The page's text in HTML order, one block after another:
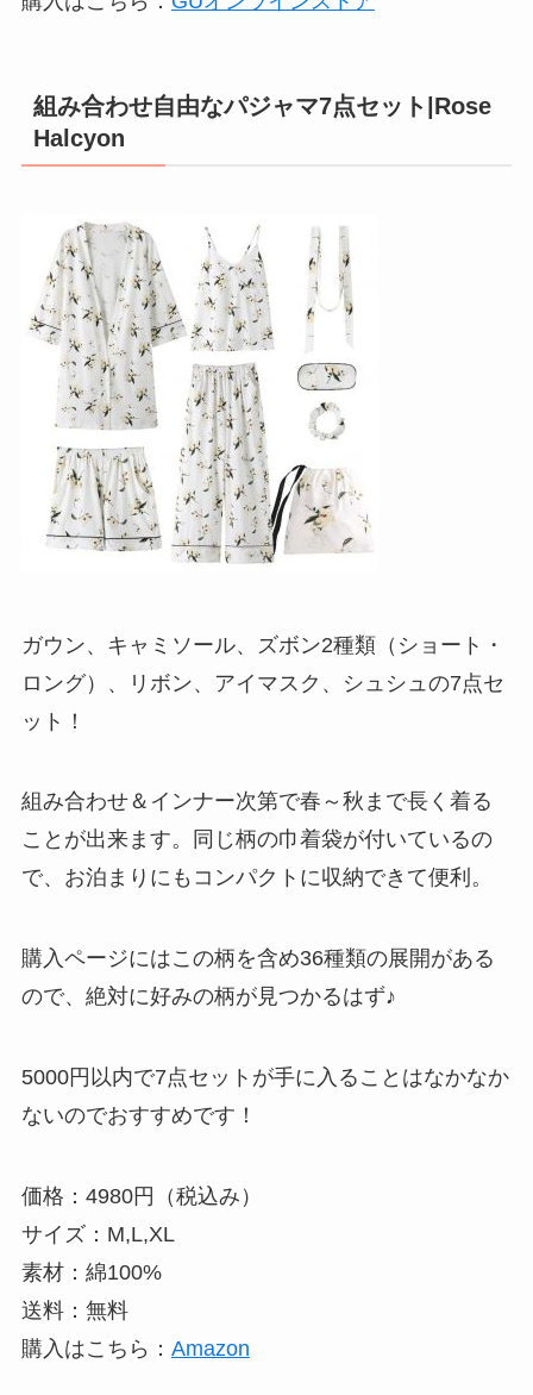
組み合わせ自由なパジャマ7点セット|Rose
Halcyon
ガウン、キャミソール、ズボン2種類（ショート・
ロング）、リボン、アイマスク、シュシュの7点セ
ット！
組み合わせ＆インナー次第で春～秋まで長く着る
ことが出来ます。同じ柄の巾着袋が付いているの
で、お泊まりにもコンパクトに収納できて便利。
購入ページにはこの柄を含め36種類の展開がある
ので、絶対に好みの柄が見つかるはず♪
5000円以内で7点セットが手に入ることはなかなか
ないのでおすすめです！
価格：4980円（税込み）
サイズ：M,L,XL
素材：綿100%
送料：無料
購入はこちら： Amazon